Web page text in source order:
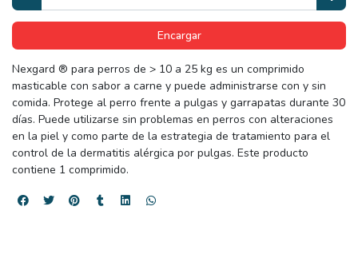
Encargar
Nexgard ® para perros de > 10 a 25 kg es un comprimido
masticable con sabor a carne y puede administrarse con y sin
comida. Protege al perro frente a pulgas y garrapatas durante 30
días. Puede utilizarse sin problemas en perros con alteraciones
en la piel y como parte de la estrategia de tratamiento para el
control de la dermatitis alérgica por pulgas. Este producto
contiene 1 comprimido.